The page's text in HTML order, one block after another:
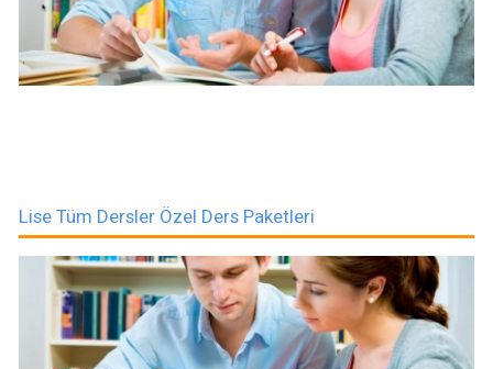
Lise Tüm Dersler Özel Ders Paketleri